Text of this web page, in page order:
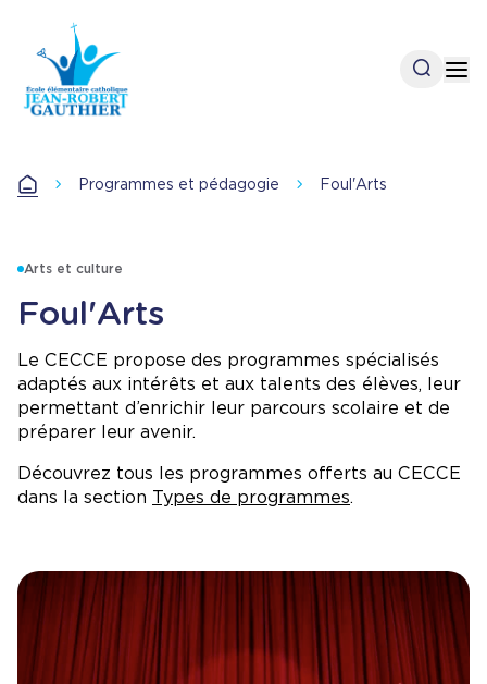
contenu
principal
Open
AccueilProgrammes et pédagogie Foul'Arts
Arts et culture
Foul'Arts
Le CECCE propose des programmes spécialisés
adaptés aux intérêts et aux talents des élèves, leur
permettant d’enrichir leur parcours scolaire et de
préparer leur avenir.
Découvrez tous les programmes offerts au CECCE
dans la section Types de programmes.